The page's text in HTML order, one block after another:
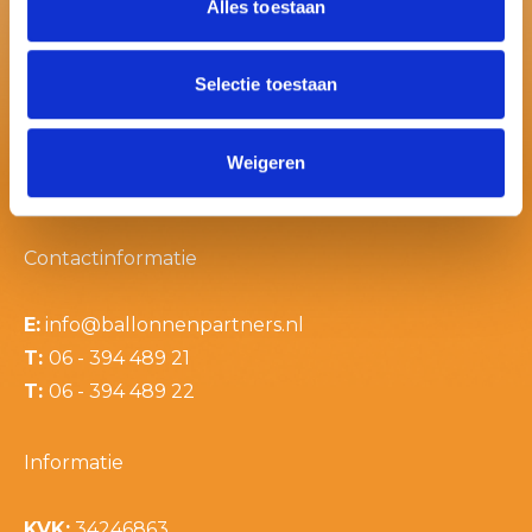
Alles toestaan
Selectie toestaan
Weigeren
Contactinformatie
E: info@ballonnenpartners.nl
T: 06 - 394 489 21
T: 06 - 394 489 22
Informatie